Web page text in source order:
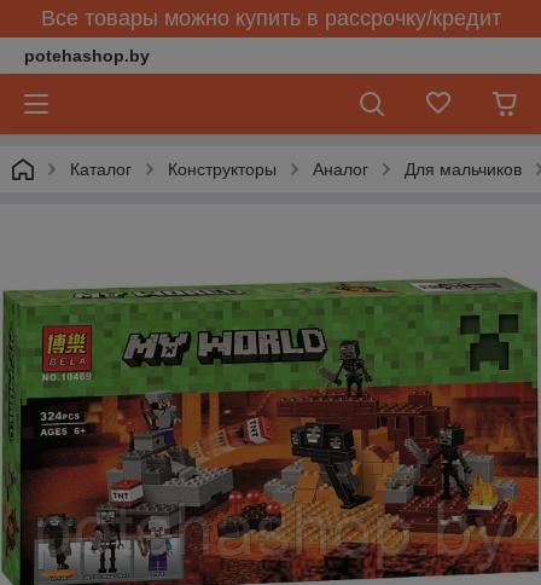
Все товары можно купить в рассрочку/кредит
potehashop.by
Каталог Конструкторы Аналог Для мальчиков